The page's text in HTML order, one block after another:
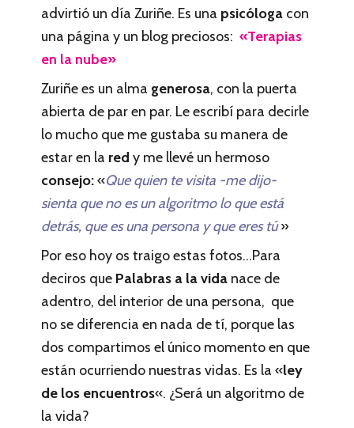
advirtió un día Zuriñe. Es una psicóloga con
una página y un blog preciosos:«Terapias
en la nube»
Zuriñe es un alma generosa, con la puerta
abierta de par en par. Le escribí para decirle
lo mucho que me gustaba su manera de
estar en la red y me llevé un hermoso
consejo:«Que quien te visita -me dijo-
sienta que no es un algoritmo lo que está
detrás, que es una persona y que eres tú »
Por eso hoy os traigo estas fotos…Para
deciros que Palabras a la vida nace de
adentro, del interior de una persona, que
no se diferencia en nada de tí, porque las
dos compartimos el único momento en que
están ocurriendo nuestras vidas. Es la «ley
de los encuentros«. ¿Será un algoritmo de
la vida?